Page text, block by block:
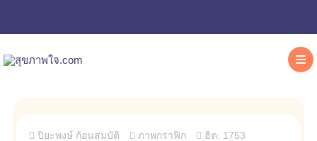
ปิยะพงษ์ ก้อนสมบัติ ภาพกราฟิก ฮิต: 1753